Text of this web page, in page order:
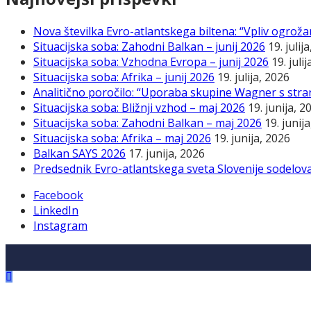
Nova številka Evro-atlantskega biltena: “Vpliv
Situacijska soba: Zahodni Balkan – junij 2026 19.
Situacijska soba: Vzhodna Evropa – junij 2026 19.
Situacijska soba: Afrika – junij 2026 19. julija, 2026
Analitično poročilo: “Uporaba skupine Wagner s
Situacijska soba: Bližnji vzhod – maj 2026 19. junija,
Situacijska soba: Zahodni Balkan – maj 2026 19.
Situacijska soba: Afrika – maj 2026 19. junija, 2026
Balkan SAYS 2026 17. junija, 2026
Predsednik Evro-atlantskega sveta Slovenije
Facebook
LinkedIn
Instagram